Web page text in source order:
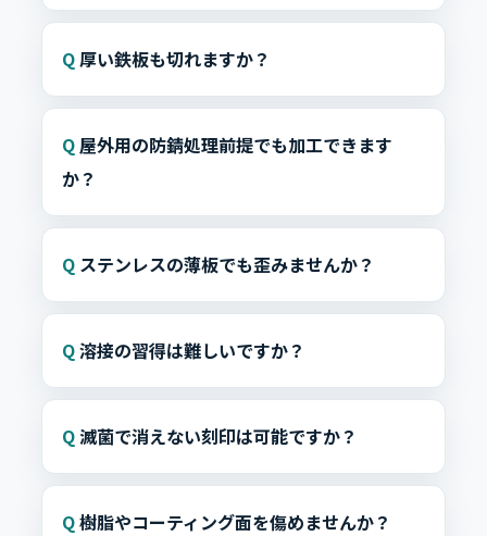
厚い鉄板も切れますか？
屋外用の防錆処理前提でも加工できます
か？
ステンレスの薄板でも歪みませんか？
溶接の習得は難しいですか？
滅菌で消えない刻印は可能ですか？
樹脂やコーティング面を傷めませんか？